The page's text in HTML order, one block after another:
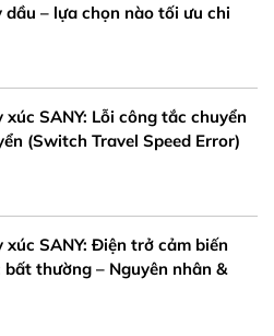
dầu – lựa chọn nào tối ưu chi
xúc SANY: Lỗi công tắc chuyển
(Switch Travel Speed Error)
xúc SANY: Điện trở cảm biến
thường – Nguyên nhân &